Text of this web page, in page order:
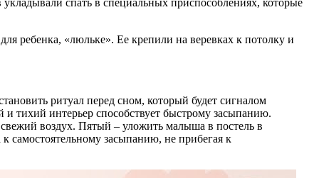
ребенка, «люльке». Ее крепили на веревках к потолку и
ритуал перед сном, который будет сигналом
тихий интерьер способствует быстрому засыпанию.
воздух. Пятый – уложить малыша в постель в
самостоятельному засыпанию, не прибегая к